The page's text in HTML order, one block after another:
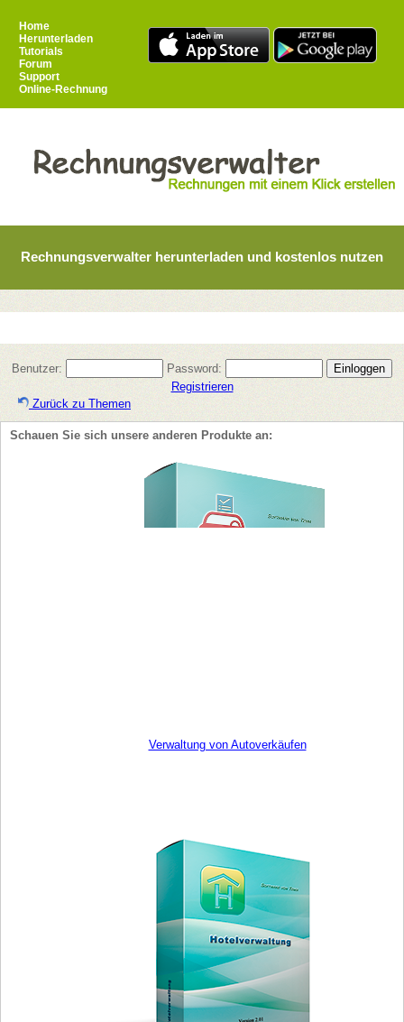
Home
Herunterladen
Tutorials
Forum
Support
Online-Rechnung
Rechnungsverwalter herunterladen und kostenlos nutzen
Benutzer:
Password:
Registrieren
Zurück zu Themen
Schauen Sie sich unsere anderen Produkte an:
Verwaltung von Autoverkäufen